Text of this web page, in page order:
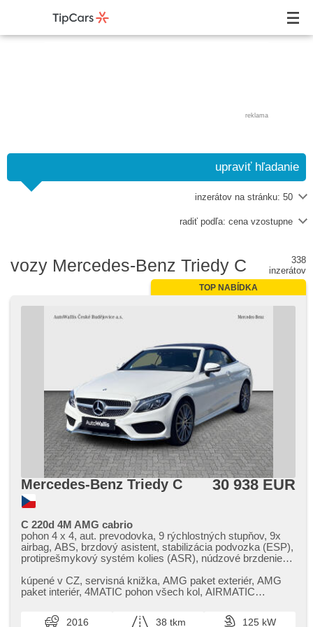
reklama
upraviť hľadanie
inzerátov na stránku: 50
radiť podľa: cena vzostupne
vozy Mercedes-Benz Triedy C
338
inzerátov
TOP NABÍDKA
Mercedes-Benz Triedy C 30 938 EUR
C 220d 4M AMG cabrio
pohon 4 x 4, aut. prevodovka, 9 rýchlostných stupňov, 9x
airbag, ABS, brzdový asistent, stabilizácia podvozka (ESP),
protiprešmykový systém kolies (ASR), núdzové brzdenie
jazdného pruhu, stráženie mŕtveho uhla, sledovanie únavy
vodiča, aut. zabrždenie v kopci, regulácia výšky podvozka,
posilňovač riadenia, dvojzónová klimatizácia, aut.
kúpené v CZ,​ servisná knižka,​ AMG paket exteriér,​ AMG
paket interiér,​ 4MATIC pohon všech kol,​ AIRMATIC
2016 38 tkm
125 kW